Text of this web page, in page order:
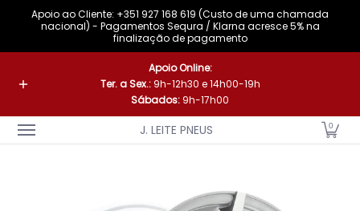
Skip to Main Content
Apoio ao Cliente: +351 927 168 619 (Custo de uma chamada
nacional) - Pagamentos Sequra / Klarna acresce 5% na
finalização de pagamento
Pneus Jantes
Apoio Online:
Ter. a Sex.: 9h-12h30 e 14h00-19h
Sábados: 9h-17h00
J. LEITE PNEUS 0